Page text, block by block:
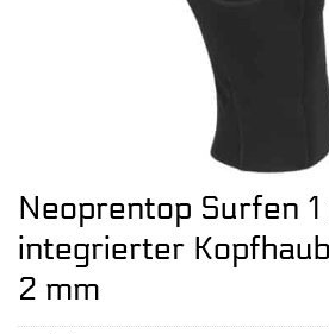
Neoprentop Surfen
integrierter
2 mm